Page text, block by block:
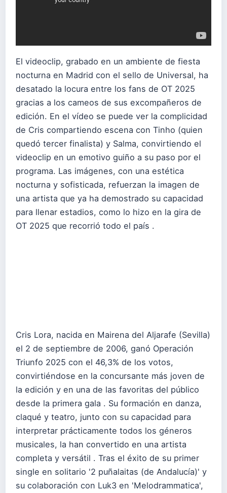
El videoclip, grabado en un ambiente de fiesta
nocturna en Madrid con el sello de Universal, ha
desatado la locura entre los fans de OT 2025
gracias a los cameos de sus excompañeros de
edición. En el vídeo se puede ver la complicidad
de Cris compartiendo escena con Tinho (quien
quedó tercer finalista) y Salma, convirtiendo el
videoclip en un emotivo guiño a su paso por el
programa. Las imágenes, con una estética
nocturna y sofisticada, refuerzan la imagen de
una artista que ya ha demostrado su capacidad
para llenar estadios, como lo hizo en la gira de
OT 2025 que recorrió todo el país .
Cris Lora, nacida en Mairena del Aljarafe (Sevilla)
el 2 de septiembre de 2006, ganó Operación
Triunfo 2025 con el 46,3% de los votos,
convirtiéndose en la concursante más joven de
la edición y en una de las favoritas del público
desde la primera gala . Su formación en danza,
claqué y teatro, junto con su capacidad para
interpretar prácticamente todos los géneros
musicales, la han convertido en una artista
completa y versátil . Tras el éxito de su primer
single en solitario '2 puñalaitas (de Andalucía)' y
su colaboración con Luk3 en 'Melodrammatica',